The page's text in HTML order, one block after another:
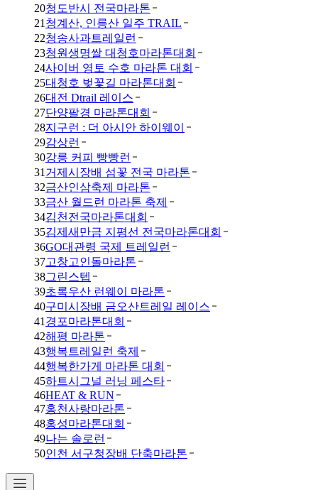
20청도반시 전국마라톤
21 청계산, 인릉산 일주 TRAIL
22청송사과트레일런
23청원생명쌀 대청호마라톤대회
24사이버 영토 수호 마라톤 대회
25대청호 벚꽃길 마라톤대회
26대전 Dtrail 레이스
27단양팔경 마라톤대회
28지구런 : 더 아시안 하이웨이
29감상런
30강릉 커피 빵빵런
31 거제시장배 섬꽃 전국 마라톤
32금산인삼축제 마라톤
33금산 월드런 마라톤 축제
34김천전국마라톤대회
35김제새만금 지평선 전국마라톤대회
36GO대관령 국제 트레일런
37고창고인돌마라톤
38그린스텝
39초록우산 런웨이 마라톤
40구미시장배 금오산트레일 레이스
41 경포마라톤대회
42해평 마라톤
43행복트레일런 축제
44행복한가게 마라톤 대회
45하트시그널 러닝 페스타
46HEAT & RUN
47홍천사랑마라톤
48홍성마라톤대회
49나는 솔로런
50인천 서구청장배 단축마라톤